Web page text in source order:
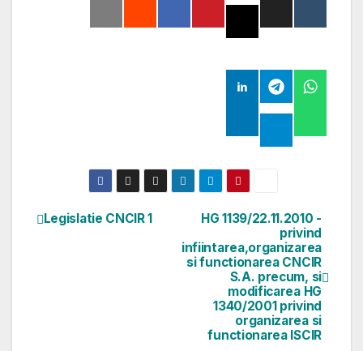
Navigare
HG 1139/22.11.2010 -
privind
infiintarea,organizarea
si functionarea CNCIR
S.A. precum, si
modificarea HG
1340/2001 privind
organizarea si
functionarea ISCIR
Legislatie CNCIR 1